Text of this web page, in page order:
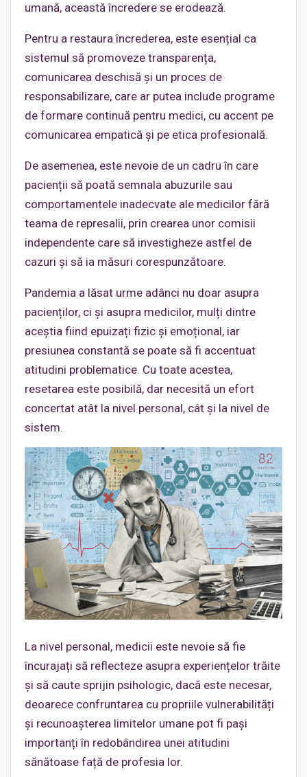
umană, această încredere se erodează.
Pentru a restaura încrederea, este esențial ca
sistemul să promoveze transparența,
comunicarea deschisă și un proces de
responsabilizare, care ar putea include programe
de formare continuă pentru medici, cu accent pe
comunicarea empatică și pe etica profesională.
De asemenea, este nevoie de un cadru în care
pacienții să poată semnala abuzurile sau
comportamentele inadecvate ale medicilor fără
teama de represalii, prin crearea unor comisii
independente care să investigheze astfel de
cazuri și să ia măsuri corespunzătoare.
Pandemia a lăsat urme adânci nu doar asupra
pacienților, ci și asupra medicilor, mulți dintre
aceștia fiind epuizați fizic și emoțional, iar
presiunea constantă se poate să fi accentuat
atitudini problematice. Cu toate acestea,
resetarea este posibilă, dar necesită un efort
concertat atât la nivel personal, cât și la nivel de
sistem.
La nivel personal, medicii este nevoie să fie
încurajați să reflecteze asupra experiențelor trăite
și să caute sprijin psihologic, dacă este necesar,
deoarece confruntarea cu propriile vulnerabilități
și recunoașterea limitelor umane pot fi pași
importanți în redobândirea unei atitudini
sănătoase față de profesia lor.